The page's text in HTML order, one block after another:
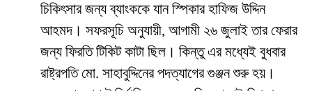
চিকিৎসার জন্য ব্যাংককে যান স্পিকার হাফিজ উদ্দিন
আহমদ। সফরসূচি অনুযায়ী, আগামী ২৬ জুলাই তার ফেরার
জন্য ফিরতি টিকিট কাটা ছিল। কিন্তু এর মধ্যেই বুধবার
রাষ্ট্রপতি মো. সাহাবুদ্দিনের পদত্যাগের গুঞ্জন শুরু হয়।